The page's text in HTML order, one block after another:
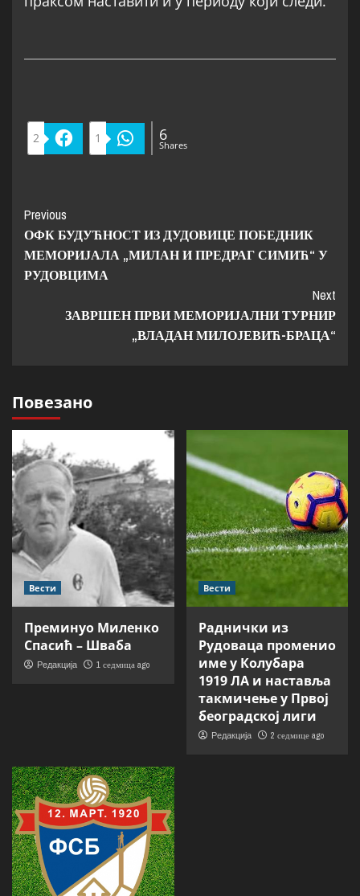
2 Facebook
1 WhatsApp
Shares
6
Previous
ОФК БУДУЋНОСТ ИЗ ДУДОВИЦЕ ПОБЕДНИК
МЕМОРИЈАЛА „МИЛАН И ПРЕДРАГ СИМИЋ“ У
РУДОВЦИМА
Next
ЗАВРШЕН ПРВИ МЕМОРИЈАЛНИ ТУРНИР
„ВЛАДАН МИЛОЈЕВИЋ-БРАЦА“
Повезано
Вести
Преминуо Миленко
Спасић – Шваба
Редакција 1 седмица ago
Вести
Раднички из
Рудоваца променио
име у Колубара
1919 ЛА и наставља
такмичење у Првој
београдској лиги
Редакција 2 седмице ago